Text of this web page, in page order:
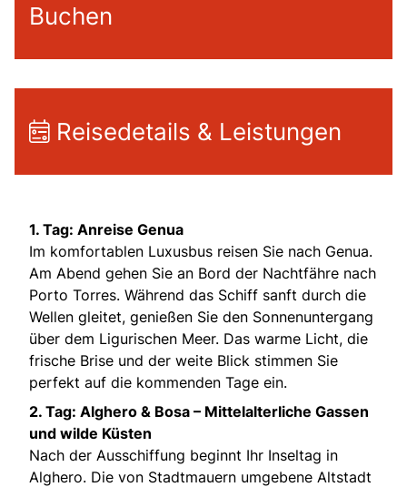
Buchen
Reisedetails & Leistungen
1. Tag: Anreise Genua
Im komfortablen Luxusbus reisen Sie nach Genua.
Am Abend gehen Sie an Bord der Nachtfähre nach
Porto Torres. Während das Schiff sanft durch die
Wellen gleitet, genießen Sie den Sonnenuntergang
über dem Ligurischen Meer. Das warme Licht, die
frische Brise und der weite Blick stimmen Sie
perfekt auf die kommenden Tage ein.
2. Tag: Alghero & Bosa – Mittelalterliche Gassen
und wilde Küsten
Nach der Ausschiffung beginnt Ihr Inseltag in
Alghero. Die von Stadtmauern umgebene Altstadt